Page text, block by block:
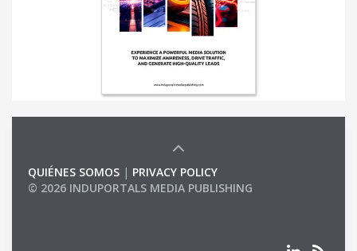
QUIÉNES SOMOS | PRIVACY POLICY
© 2026 INDUPORTALS MEDIA PUBLISHING